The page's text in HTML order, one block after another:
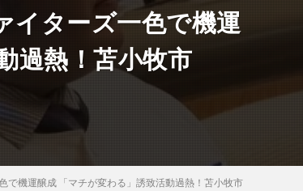
ターズ一色で機運
過熱！苫小牧市
機運醸成 「マチが変わる」誘致活動過熱！苫小牧市